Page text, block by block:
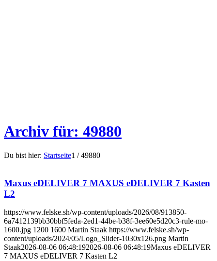
Archiv für: 49880
Du bist hier: Startseite1 / 49880
Maxus eDELIVER 7 MAXUS eDELIVER 7 Kasten
L2
https://www.felske.sh/wp-content/uploads/2026/08/913850-
6a7412139bb30bbf5feda-2ed1-44be-b38f-3ee60e5d20c3-rule-mo-
1600.jpg 1200 1600 Martin Staak https://www.felske.sh/wp-
content/uploads/2024/05/Logo_Slider-1030x126.png Martin
Staak2026-08-06 06:48:192026-08-06 06:48:19Maxus eDELIVER
7 MAXUS eDELIVER 7 Kasten L2